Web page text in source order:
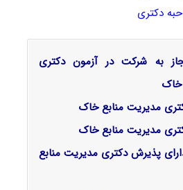
دکتری
به شرکت در آزمون دکتری
خاک
مدیریت منابع خاک
مدیریت منابع خاک
پذیرش دکتری مدیریت منابع